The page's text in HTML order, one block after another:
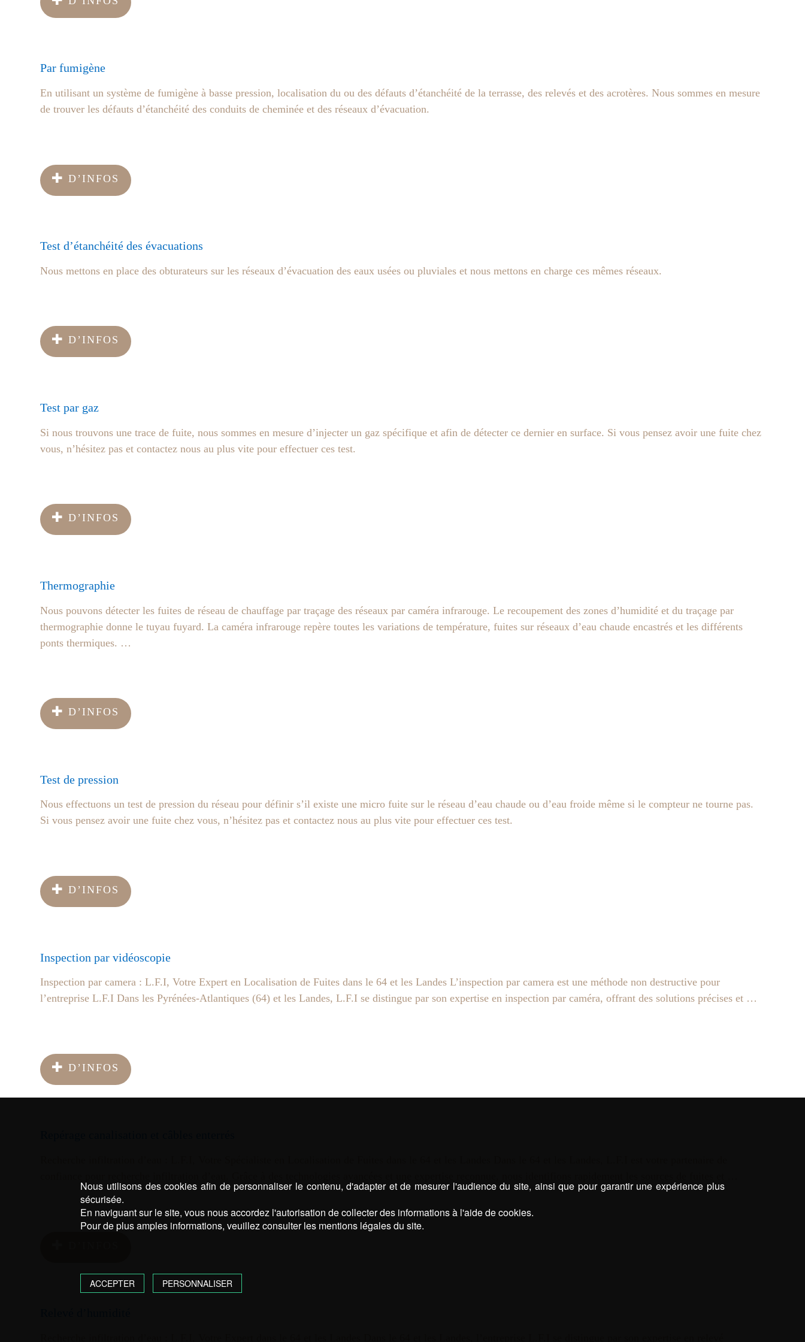
Par fumigène
En utilisant un système de fumigène à basse pression, localisation du ou des défauts d’étanchéité de la terrasse, des relevés et des acrotères. Nous sommes en mesure
de trouver les défauts d’étanchéité des conduits de cheminée et des réseaux d’évacuation.
D’INFOS
Test d’étanchéité des évacuations
Nous mettons en place des obturateurs sur les réseaux d’évacuation des eaux usées ou pluviales et nous mettons en charge ces mêmes réseaux.
D’INFOS
Test par gaz
Si nous trouvons une trace de fuite, nous sommes en mesure d’injecter un gaz spécifique et afin de détecter ce dernier en surface. Si vous pensez avoir une fuite chez
vous, n’hésitez pas et contactez nous au plus vite pour effectuer ces test.
D’INFOS
Thermographie
Nous pouvons détecter les fuites de réseau de chauffage par traçage des réseaux par caméra infrarouge. Le recoupement des zones d’humidité et du traçage par
thermographie donne le tuyau fuyard. La caméra infrarouge repère toutes les variations de température, fuites sur réseaux d’eau chaude encastrés et les différents
ponts thermiques. …
D’INFOS
Test de pression
Nous effectuons un test de pression du réseau pour définir s’il existe une micro fuite sur le réseau d’eau chaude ou d’eau froide même si le compteur ne tourne pas.
Si vous pensez avoir une fuite chez vous, n’hésitez pas et contactez nous au plus vite pour effectuer ces test.
D’INFOS
Inspection par vidéoscopie
Inspection par camera : L.F.I, Votre Expert en Localisation de Fuites dans le 64 et les Landes L’inspection par camera est une méthode non destructive pour
l’entreprise L.F.I Dans les Pyrénées-Atlantiques (64) et les Landes, L.F.I se distingue par son expertise en inspection par caméra, offrant des solutions précises et …
D’INFOS
Nous utilisons des cookies afin de personnaliser le contenu, d'adapter et de mesurer l'audience du site, ainsi que pour garantir une expérience plus
sécurisée.
En naviguant sur le site, vous nous accordez l'autorisation de collecter des informations à l'aide de cookies.
Pour de plus amples informations, veuillez consulter les mentions légales du site.
ACCEPTER PERSONNALISER